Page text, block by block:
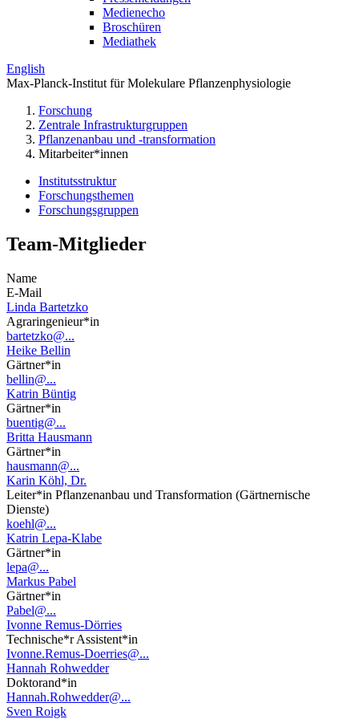
Medienecho
Broschüren
Mediathek
English
Max-Planck-Institut für Molekulare Pflanzenphysiologie
Forschung
Zentrale Infrastrukturgruppen
Pflanzenanbau und -transformation
Mitarbeiter*innen
Institutsstruktur
Forschungsthemen
Forschungsgruppen
Team-Mitglieder
Name
E-Mail
Linda Bartetzko
Agraringenieur*in
bartetzko@...
Heike Bellin
Gärtner*in
bellin@...
Katrin Büntig
Gärtner*in
buentig@...
Britta Hausmann
Gärtner*in
hausmann@...
Karin Köhl, Dr.
Leiter*in Pflanzenanbau und Transformation (Gärtnernische
Dienste)
koehl@...
Katrin Lepa-Klabe
Gärtner*in
lepa@...
Markus Pabel
Gärtner*in
Pabel@...
Ivonne Remus-Dörries
Technische*r Assistent*in
Ivonne.Remus-Doerries@...
Hannah Rohwedder
Doktorand*in
Hannah.Rohwedder@...
Sven Roigk